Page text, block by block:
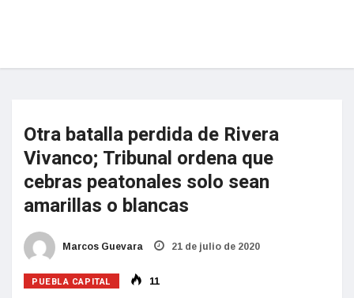
Otra batalla perdida de Rivera
Vivanco; Tribunal ordena que
cebras peatonales solo sean
amarillas o blancas
Marcos Guevara 21 de julio de 2020
PUEBLA CAPITAL 11